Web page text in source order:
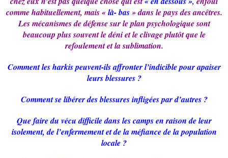
comme habituellement, mais «là- bas» dans le pays des ancêtres.
Les mécanismes de défense sur le plan psychologique sont
beaucoup plus souvent le déni et le clivage plutôt que le
refoulement et la sublimation.
Comment les harkis peuvent-ils affronter l’indicible pour apaiser
leurs blessures ?
Comment se libérer des blessures infligées par d’autres ?
Que faire du vécu difficile dans les camps en raison de leur
isolement, de l’enfermement et de la méfiance de la population
locale ?